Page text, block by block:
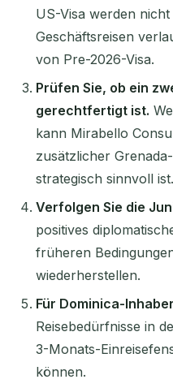
US-Visa werden
Geschäftsreisen
von Pre-2026-Visa.
Prüfen Sie, ob ein
gerechtfertigt ist.
kann Mirabello
zusätzlicher
strategisch sinnvoll ist.
Verfolgen Sie die
positives
früheren
wiederherstellen.
Für Dominica-
Reisebedürfnisse in
3-Monats-
können.